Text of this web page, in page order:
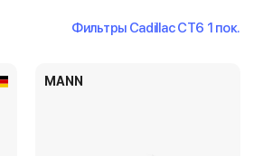
Фильтры Cadillac CT6 1 пок.
MANN